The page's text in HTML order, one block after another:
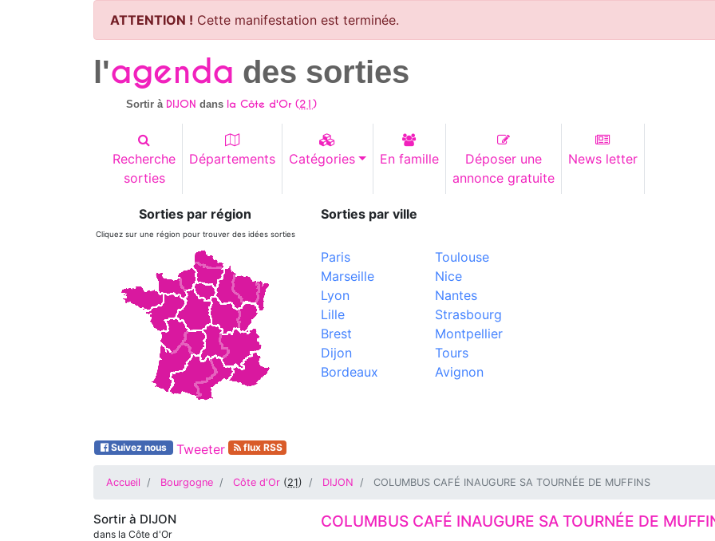
ATTENTION ! Cette manifestation est terminée.
l'agenda des sorties
Sortir à DIJON dans la Côte d'Or (21)
Recherche
sorties
Départements Catégories En famille
Déposer une
annonce gratuite
News letter
Sorties par région
Cliquez sur une région pour trouver des idées sorties
Sorties par ville
Paris
Marseille
Lyon
Lille
Brest
Dijon
Bordeaux
Toulouse
Nice
Nantes
Strasbourg
Montpellier
Tours
Avignon
Suivez nous Tweeter flux RSS
Accueil Bourgogne Côte d'Or (21) DIJON COLUMBUS CAFÉ INAUGURE SA TOURNÉE DE MUFFINS
Sortir à DIJON
dans la Côte d'Or
COLUMBUS CAFÉ INAUGURE SA TOURNÉE DE